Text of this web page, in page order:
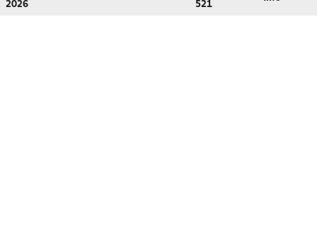
2026
521